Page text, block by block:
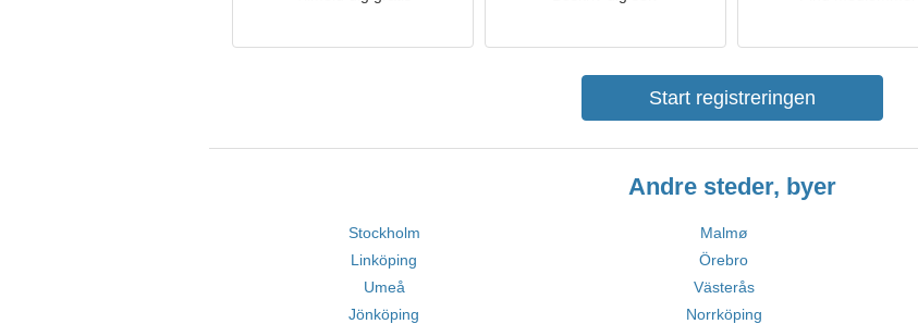
Start registreringen
Andre steder, byer
Stockholm Malmø
Linköping
Örebro
Umeå
Västerås
Jönköping
Norrköping